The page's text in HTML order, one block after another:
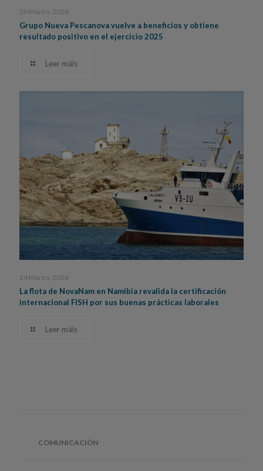
30 Marzo, 2026
Grupo Nueva Pescanova vuelve a beneficios y obtiene
resultado positivo en el ejercicio 2025
Leer máis
24 Marzo, 2026
La flota de NovaNam en Namibia revalida la certificación
internacional FISH por sus buenas prácticas laborales
Leer máis
COMUNICACIÓN